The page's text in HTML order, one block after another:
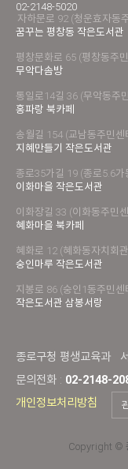
02-2148-5020
자하문로 92 (청운효자동
꿈꾸는 평창동 작은도서관
평창문화로 65 (평창동주
무악다솜방
통일로14길 36 (무악동주
홍파랑 북카페
송월길 154 (교남동주민센
지혜만들기 작은도서관
종로35가길 19 (종로5.6가
이화마을 작은도서관
이화장길 33 (이화동주민
혜화마을 북카페
혜화로 12 (혜화동자치회
숭인마루 작은도서관
지봉로 86 (숭인1동주민센
작은도서관 삼봉서랑
종로구청 평생교육과
문의전화 : 02-2148-
개인정보처리방침
Copyright ©